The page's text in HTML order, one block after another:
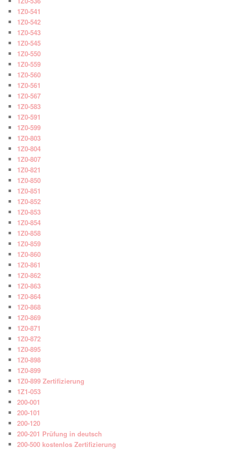
1Z0-541
1Z0-542
1Z0-543
1Z0-545
1Z0-550
1Z0-559
1Z0-560
1Z0-561
1Z0-567
1Z0-583
1Z0-591
1Z0-599
1Z0-803
1Z0-804
1Z0-807
1Z0-821
1Z0-850
1Z0-851
1Z0-852
1Z0-853
1Z0-854
1Z0-858
1Z0-859
1Z0-860
1Z0-861
1Z0-862
1Z0-863
1Z0-864
1Z0-868
1Z0-869
1Z0-871
1Z0-872
1Z0-895
1Z0-898
1Z0-899
1Z0-899 Zertifizierung
1Z1-053
200-001
200-101
200-120
200-201 Prüfung in deutsch
200-500 kostenlos Zertifizierung